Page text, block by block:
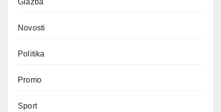
Glazba
Novosti
Politika
Promo
Sport